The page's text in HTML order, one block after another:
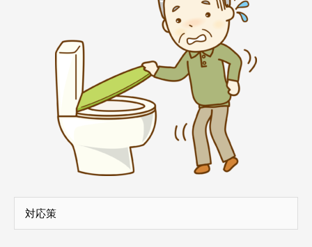
対応策